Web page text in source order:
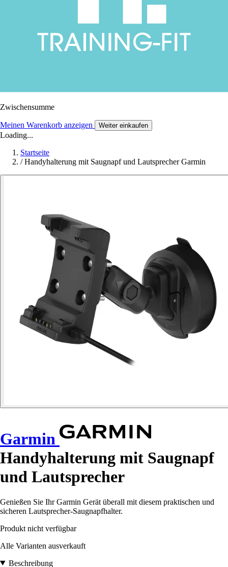
Zwischensumme
Meinen Warenkorb anzeigen Weiter einkaufen
Loading...
Startseite
/ Handyhalterung mit Saugnapf und Lautsprecher Garmin
Garmin
Handyhalterung mit Saugnapf
und Lautsprecher
Genießen Sie Ihr Garmin Gerät überall mit diesem praktischen und
sicheren Lautsprecher-Saugnapfhalter.
Produkt nicht verfügbar
Alle Varianten ausverkauft
Beschreibung